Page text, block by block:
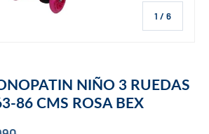
1 / de
6
NIÑO 3 RUEDAS
86 CMS ROSA BEX